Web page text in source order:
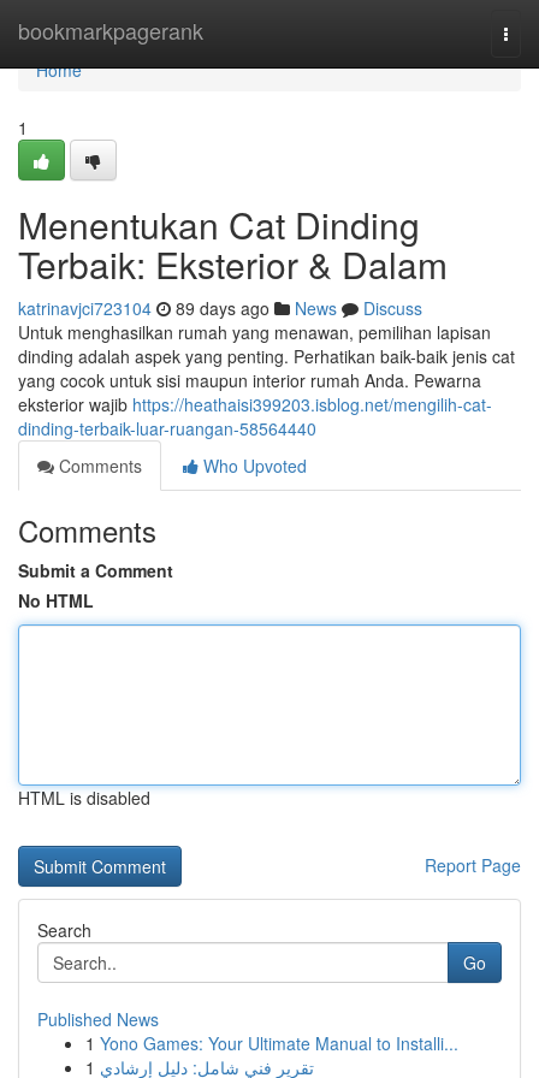
bookmarkpagerank
Home
Home
1
Menentukan Cat Dinding
Terbaik: Eksterior & Dalam
katrinavjci723104 89 days ago News
Discuss
Untuk menghasilkan rumah yang menawan, pemilihan lapisan
dinding adalah aspek yang penting. Perhatikan baik-baik jenis cat
yang cocok untuk sisi maupun interior rumah Anda. Pewarna
eksterior wajib https://heathaisi399203.isblog.net/mengilih-cat-
dinding-terbaik-luar-ruangan-58564440
Comments
Who Upvoted
Comments
Submit a Comment
No HTML
HTML is disabled
Report Page
Search
Go
Published News
1 Yono Games: Your Ultimate Manual to Installi...
1 تقرير فني شامل: دليل إرشادي